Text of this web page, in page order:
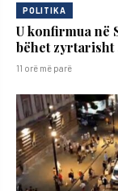
POLITIKA
U konfirmua në
bëhet zyrtarisht
11 orë më parë